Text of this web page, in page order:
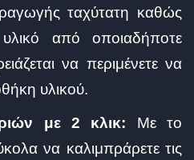
ταχύτατη καθώς
από οποιαδήποτε
να περιμένετε να
υλικού.
με 2 κλικ: Με το
να καλιμπράρετε τις